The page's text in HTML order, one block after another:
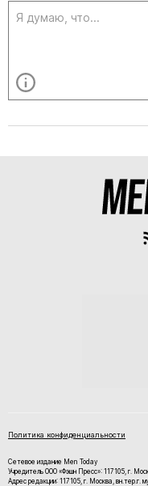
Политика конфиденциальности
Сетевое издание Men Today
Учредитель ООО «Фэшн Пресс»: 117105, г.
Адрес редакции: 117105, г. Москва, вн.тер.г.